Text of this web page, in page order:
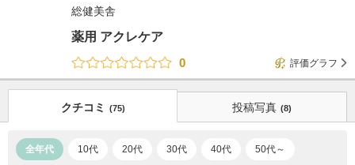
総健美舎
薬用 アクレケア
0
評価グラフ
クチコミ (75) 投稿写真 (8)
全年代 10代 20代 30代 40代 50代～